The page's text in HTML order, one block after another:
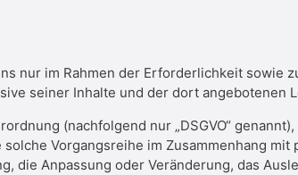
nur im Rahmen der Erforderlichkeit sowie
seiner Inhalte und der dort angebotenen
(nachfolgend nur „DSGVO“
Vorgangsreihe im Zusammenhang mit
die Anpassung oder Veränderung, das